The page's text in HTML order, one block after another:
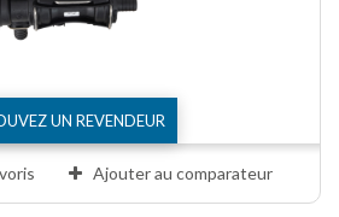
UN REVENDEUR
Ajouter au comparateur